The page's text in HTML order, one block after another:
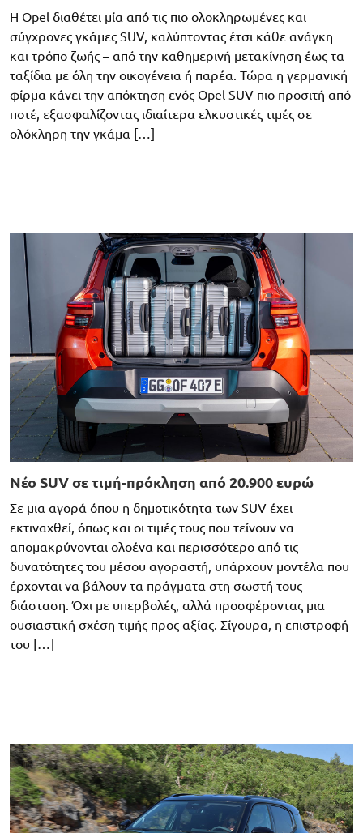
Η Opel διαθέτει μία από τις πιο ολοκληρωμένες και
σύγχρονες γκάμες SUV, καλύπτοντας έτσι κάθε ανάγκη
και τρόπο ζωής – από την καθημερινή μετακίνηση έως τα
ταξίδια με όλη την οικογένεια ή παρέα. Τώρα η γερμανική
φίρμα κάνει την απόκτηση ενός Opel SUV πιο προσιτή από
ποτέ, εξασφαλίζοντας ιδιαίτερα ελκυστικές τιμές σε
ολόκληρη την γκάμα […]
Νέο SUV σε τιμή-πρόκληση από 20.900 ευρώ
Σε μια αγορά όπου η δημοτικότητα των SUV έχει
εκτιναχθεί, όπως και οι τιμές τους που τείνουν να
απομακρύνονται ολοένα και περισσότερο από τις
δυνατότητες του μέσου αγοραστή, υπάρχουν μοντέλα που
έρχονται να βάλουν τα πράγματα στη σωστή τους
διάσταση. Όχι με υπερβολές, αλλά προσφέροντας μια
ουσιαστική σχέση τιμής προς αξίας. Σίγουρα, η επιστροφή
του […]